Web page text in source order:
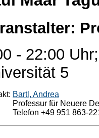
- 22:00
5
Bartl, Andrea
Professur für Neuere
Telefon +49 951 863-